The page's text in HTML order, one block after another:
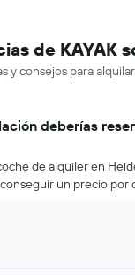
de KAYAK
y consejos para
deberías
de alquiler en
un precio por